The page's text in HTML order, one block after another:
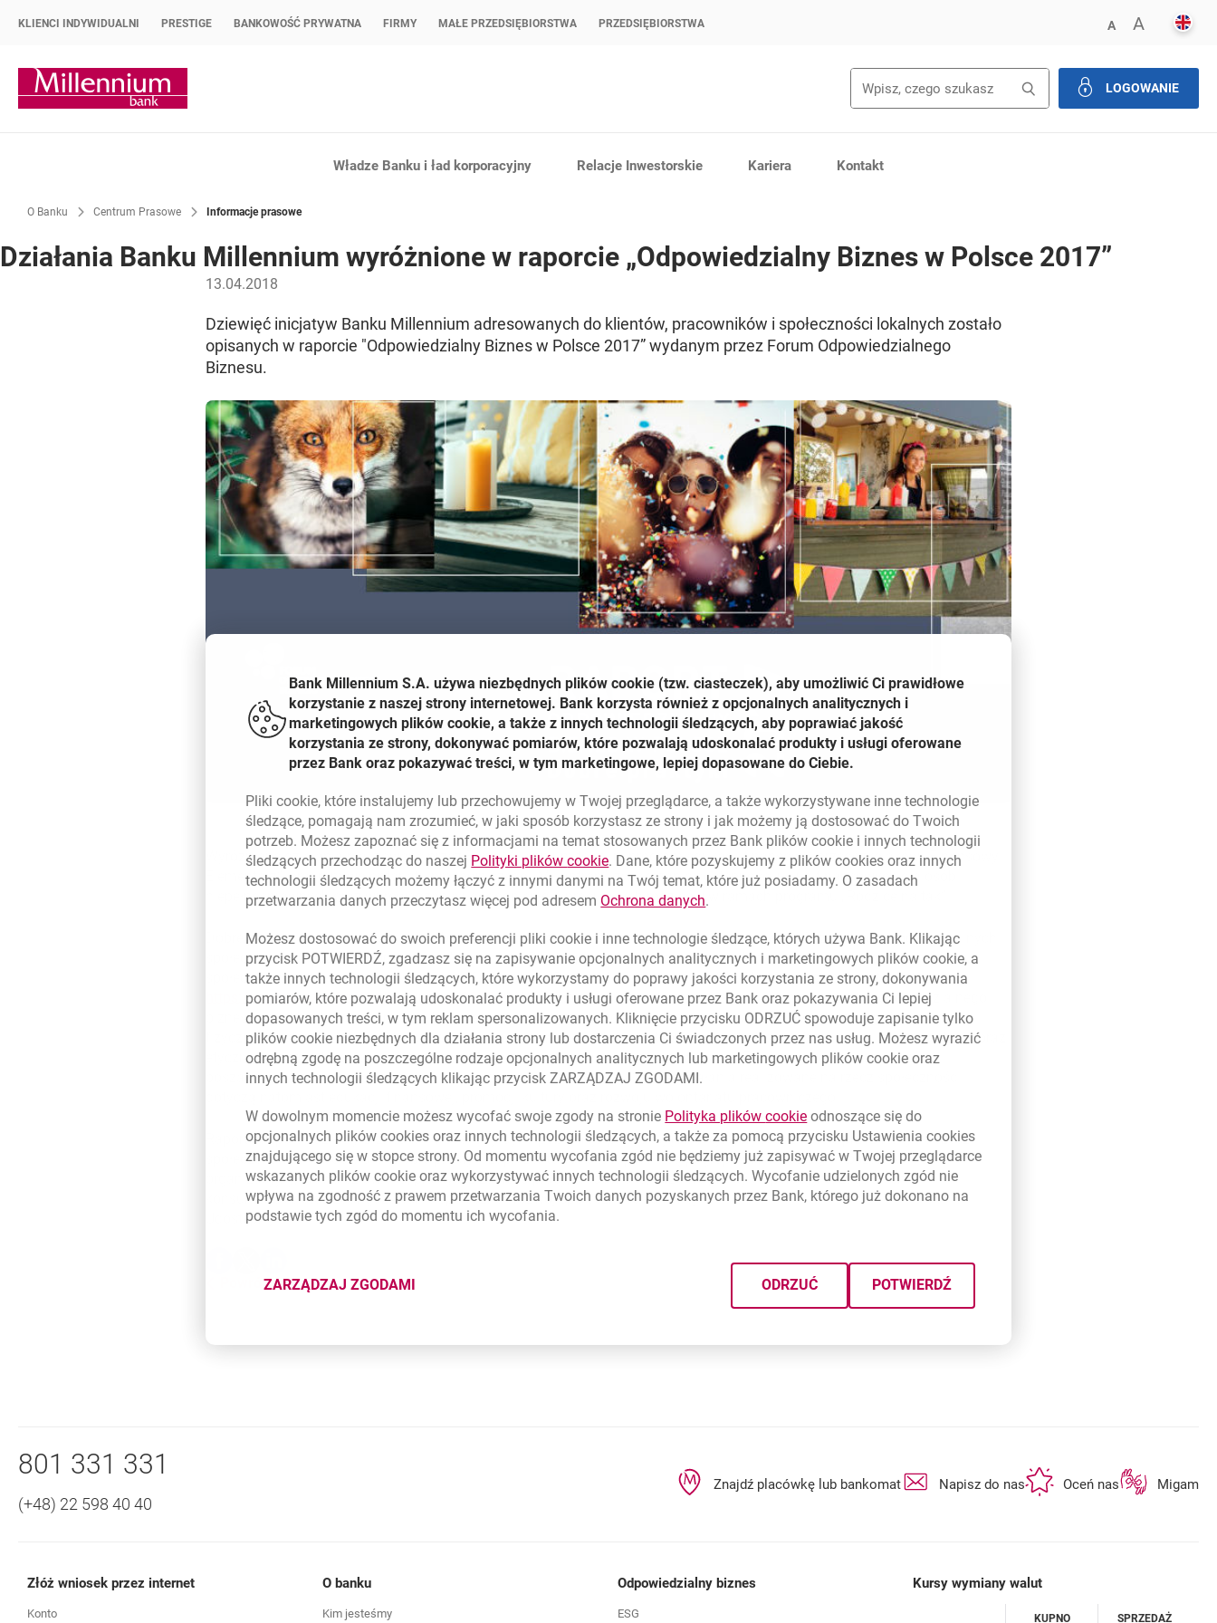
KLIENCI INDYWIDUALNI PRESTIGE BANKOWOŚĆ PRYWATNA FIRMY MAŁE PRZEDSIĘBIORSTWA PRZEDSIĘBIORSTWA AZMNIEJSZ FONT
A
Strona główna Bank Millennium
WyszukajLOGOWANIE
Władze Banku i ład korporacyjny Relacje Inwestorskie Kariera Kontakt
O Banku Centrum Prasowe Informacje prasowe
Działania Banku Millennium wyróżnione w raporcie „Odpowiedzialny Biznes w Polsce 2017”
13.04.2018
Dziewięć inicjatyw Banku Millennium adresowanych do klientów, pracowników i społeczności lokalnych zostało
opisanych w raporcie "Odpowiedzialny Biznes w Polsce 2017” wydanym przez Forum Odpowiedzialnego
Biznesu.
Wyróżnione działania realizowane przez Bank Millennium to m.in. program edukacji finansowej przedszkolaków „Finansowy
Elementarz”, program wolontariatu pracowniczego „Millantrop”, zwiększanie dostępności usług finansowych dla osób
niepełnosprawnych oraz wprowadzanie udogodnień dla pracujących rodziców w ramach programu „Rodzice na tak”.
Dobre praktyki zaprezentowane w publikacji Forum Odpowiedzialnego Biznesu, to jedynie część z działań odpowiedzialnych
społecznie prowadzonych przez Bank Millennium. Pełen opis inicjatyw realizowanych na rzecz klientów, pracowników i
społeczności znajduje się w „Raporcie niefinansowym Banku Millennium za rok 2017”, który dostępny jest na stronie:
https://raportroczny.bankmillennium.pl/2017/pl/W raporcie niefinansowym wskazano również aspekty odpowiedzialnego
biznesu, na których koncentruje się bank realizując swoją strategię biznesową. Oferowanie usług bankowych bez barier
fizycznych, infrastrukturalnych i cyfrowych, umożliwienie klientom dostępu do pozabankowych usług, np. e-administracji oraz
etyczna sprzedaż to kluczowe obszary w strategii odnoszące się do klientów banku. Zadowolenie z pracy, rozwój i
poszanowanie różnorodności to kwestie ważne dla pracowników. Główne działania realizowane na rzecz społeczności
Raport „Odpowiedzialny Biznes w Polsce” to jedyna publikacja prezentująca inicjatywy realizowane przez firmy na rzecz
społeczeństwa i środowiska. Dobre praktyki zaprezentowane w raporcie są pogrupowane według 7 obszarów: ład
organizacyjny, prawa człowieka, praktyki z zakresu pracy, środowisko, uczciwe praktyki operacyjne, zagadnienia
konsumenckie oraz zaangażowanie społeczne i rozwój społeczności lokalnej.
Udostępnij
otwiera się w nowej karcie
otwiera się w nowej karcie
otwiera się w nowej karcie
Powrót do listy
Nawigacja dolna
Zadzwoń do nas
801 331 331
(+48) 22 598 40 40
Znajdź placówkę lub bankomatotwiera się w nowej karcie
Napisz do nasotwiera się w nowej karcie
Oceń nasotwiera się w
Migam
Złóż wniosek przez internet
Konto
O banku
Kim jesteśmy
Kursy wymiany walut
KUPNO SPRZEDAŻ
Odpowiedzialny biznes
ESG
Bank Millennium S.A. używa niezbędnych plikówcookie (tzw. ciasteczek), aby umożliwić Ci prawidłowe
korzystanie z naszej strony internetowej. Bank korzysta również z opcjonalnych analitycznych i
marketingowych plików cookie, a także z innych technologii śledzących, aby poprawiać jakość
korzystania ze strony, dokonywać pomiarów, które pozwalają udoskonalać produkty i usługi oferowane
przez Bank oraz pokazywać treści, w tym marketingowe, lepiej dopasowane do Ciebie.
Plikicookie, które instalujemy lub przechowujemy w Twojej przeglądarce, a także wykorzystywane inne technologie
śledzące, pomagają nam zrozumieć, w jaki sposób korzystasz ze strony i jak możemy ją dostosować do Twoich
potrzeb. Możesz zapoznać się z informacjami na temat stosowanych przez Bank plikówcookie i innych technologii
śledzących przechodząc do naszej Polityki plikówcookielink otwiera się w nowym oknie
. Dane, które pozyskujemy z plikówcookies oraz innych
technologii śledzących możemy łączyć z innymi danymi na Twój temat, które już posiadamy. O zasadach
przetwarzania danych przeczytasz więcej pod adresem Ochrona danych.
Możesz dostosować do swoich preferencji plikicookie i inne technologie śledzące, których używa Bank. Klikając
przycisk POTWIERDŹ, zgadzasz się na zapisywanie opcjonalnych analitycznych i marketingowych plikówcookie, a
także innych technologii śledzących, które wykorzystamy do poprawy jakości korzystania ze strony, dokonywania
pomiarów, które pozwalają udoskonalać produkty i usługi oferowane przez Bank oraz pokazywania Ci lepiej
dopasowanych treści, w tym reklam spersonalizowanych. Kliknięcie przycisku ODRZUĆ spowoduje zapisanie tylko
plikówcookie niezbędnych dla działania strony lub dostarczenia Ci świadczonych przez nas usług. Możesz wyrazić
odrębną zgodę na poszczególne rodzaje opcjonalnych analitycznych lub marketingowych plikówcookie oraz
innych technologii śledzących klikając przycisk ZARZĄDZAJ ZGODAMI.
W dowolnym momencie możesz wycofać swoje zgody na stronie Polityka plikówcookielink otwiera się w nowym oknie
odnoszące się do
opcjonalnych plikówcookies oraz innych technologii śledzących, a także za pomocą przycisku Ustawieniacookies
znajdującego się w stopce strony. Od momentu wycofania zgód nie będziemy już zapisywać w Twojej przeglądarce
wskazanych plikówcookie oraz wykorzystywać innych technologii śledzących. Wycofanie udzielonych zgód nie
wpływa na zgodność z prawem przetwarzania Twoich danych pozyskanych przez Bank, którego już dokonano na
podstawie tych zgód do momentu ich wycofania.
ZARZĄDZAJ ZGODAMI
DOTYCZĄCYMI PLIKÓW
ODRZUĆ POTWIERDŹ